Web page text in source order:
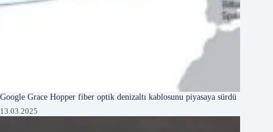
Google Grace Hopper fiber optik denizaltı kablosunu piyasaya sürdü
13.03.2025